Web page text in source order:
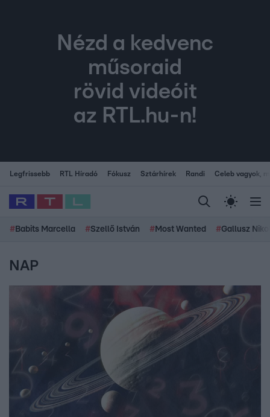
Nézd a kedvenc
műsoraid
rövid videóit
az RTL.hu-n!
Legfrissebb RTL Híradó Fókusz Sztárhírek Randi Celeb vagyok,
# Babits Marcella #Szellő István # Most Wanted #Gallusz
NAP